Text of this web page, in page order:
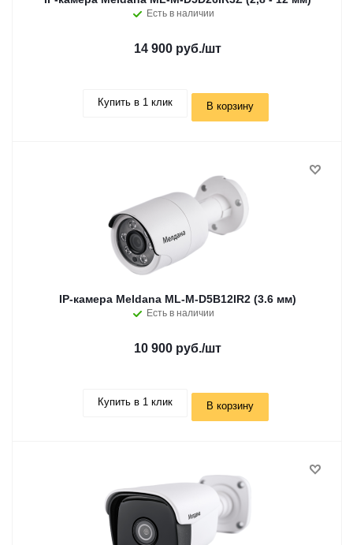
Есть в наличии
14 900 руб./шт
Купить в 1 клик В корзину
IP-камера Meldana ML-M-D5B12IR2 (3.6 мм)
Есть в наличии
10 900 руб./шт
Купить в 1 клик В корзину